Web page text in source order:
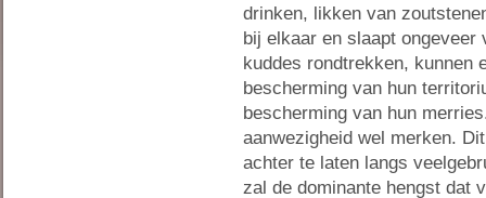
drinken, likken van
bij elkaar en slaapt ongeveer
kuddes rondtrekken, kunnen
bescherming van hun
bescherming van hun
aanwezigheid wel merken.
achter te laten langs
zal de dominante hengst dat